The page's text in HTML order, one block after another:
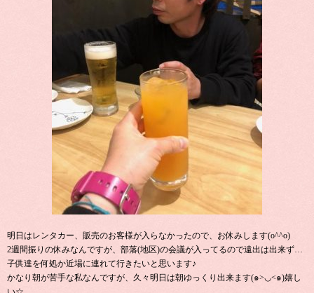
明日はレンタカー、販売のお客様が入らなかったので、お休みします(o^^o)
2週間振りの休みなんですが、部落(地区)の会議が入ってるので遠出は出来ず…
子供達を何処か近場に連れて行きたいと思います♪
かなり朝が苦手な私なんですが、久々明日は朝ゆっくり出来ます(๑>◡<๑)嬉し